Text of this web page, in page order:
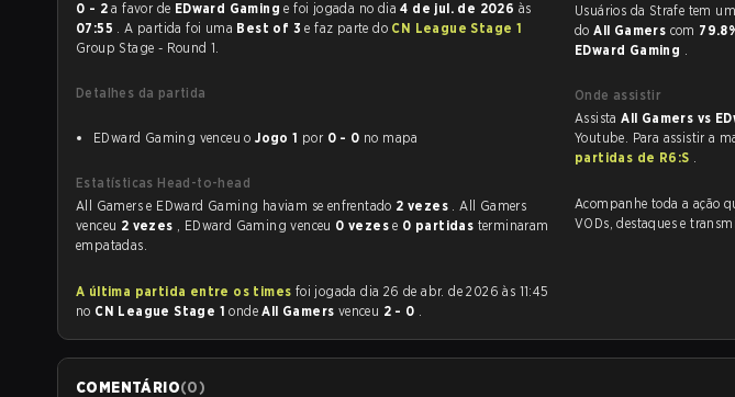
0 - 2 a favor de EDward Gaming e foi jogada no dia4 de jul. de 2026 às
07:55 . A partida foi uma Best of 3e faz parte do CN League Stage 1
Group Stage - Round 1.
Detalhes da partida
EDward Gaming venceu oJogo 1 por 0 - 0 no mapa
Estatísticas Head-to-head
All Gamers e EDward Gaming haviam se enfrentado 2 vezes . All Gamers
venceu 2 vezes , EDward Gaming venceu 0 vezese 0 partidas terminaram
empatadas.
A última partida entre os times
no CN League Stage 1ondeAll Gamers venceu 2 - 0 .
Usuários da Strafe tem um favorito absoluto para a partida, e preveem a vitória
doAll Gamers com
EDward Gaming .
Onde assistir
AssistaAll Gamers vs
Youtube. Para assistir a
partidas de R6:S .
Acompanhe toda a ação
VODs, destaques e
COMENTÁRIO(0)